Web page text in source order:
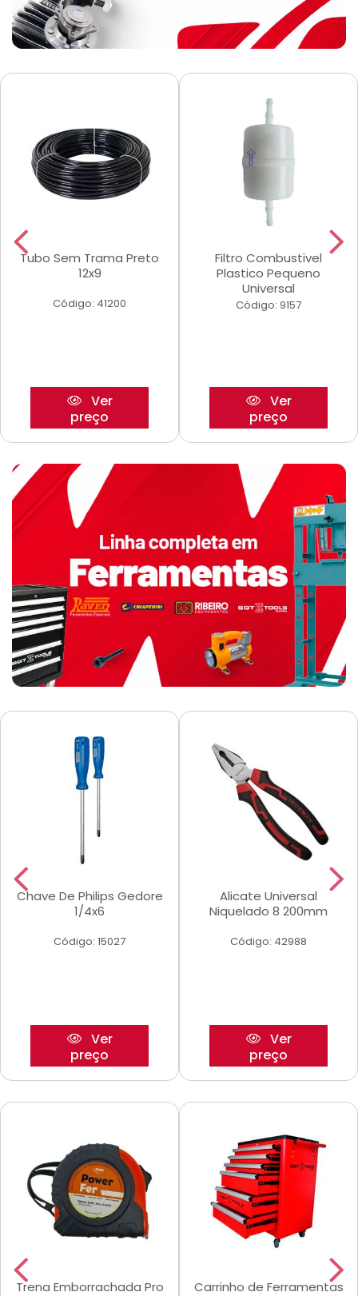
Tubo Sem Trama Preto
12x9
Código: 41200
Ver
preço
Filtro Combustivel
Plastico Pequeno
Universal
Código: 9157
Ver
preço
Chave De Philips Gedore
1/4x6
Código: 15027
Ver
preço
Alicate Universal
Niquelado 8 200mm
Código: 42988
Ver
preço
Trena Emborrachada Pro
Carrinho de Ferramentas